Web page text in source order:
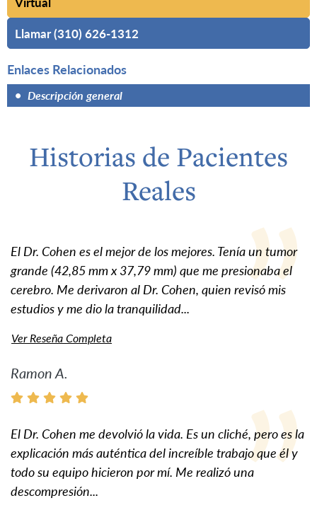
Llamar (310) 626-1312
Enlaces Relacionados
• Descripción general
Historias de Pacientes
Reales
El Dr. Cohen es el mejor de los mejores. Tenía un tumor
grande (42,85 mm x 37,79 mm) que me presionaba el
cerebro. Me derivaron al Dr. Cohen, quien revisó mis
estudios y me dio la tranquilidad...
Ver Reseña Completa
Ramon A.
El Dr. Cohen me devolvió la vida. Es un cliché, pero es la
explicación más auténtica del increíble trabajo que él y
todo su equipo hicieron por mí. Me realizó una
descompresión...